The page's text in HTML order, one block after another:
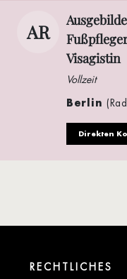
AR
Visagistin
Vollzeit
Berlin
Direkten
RECHTLICHES